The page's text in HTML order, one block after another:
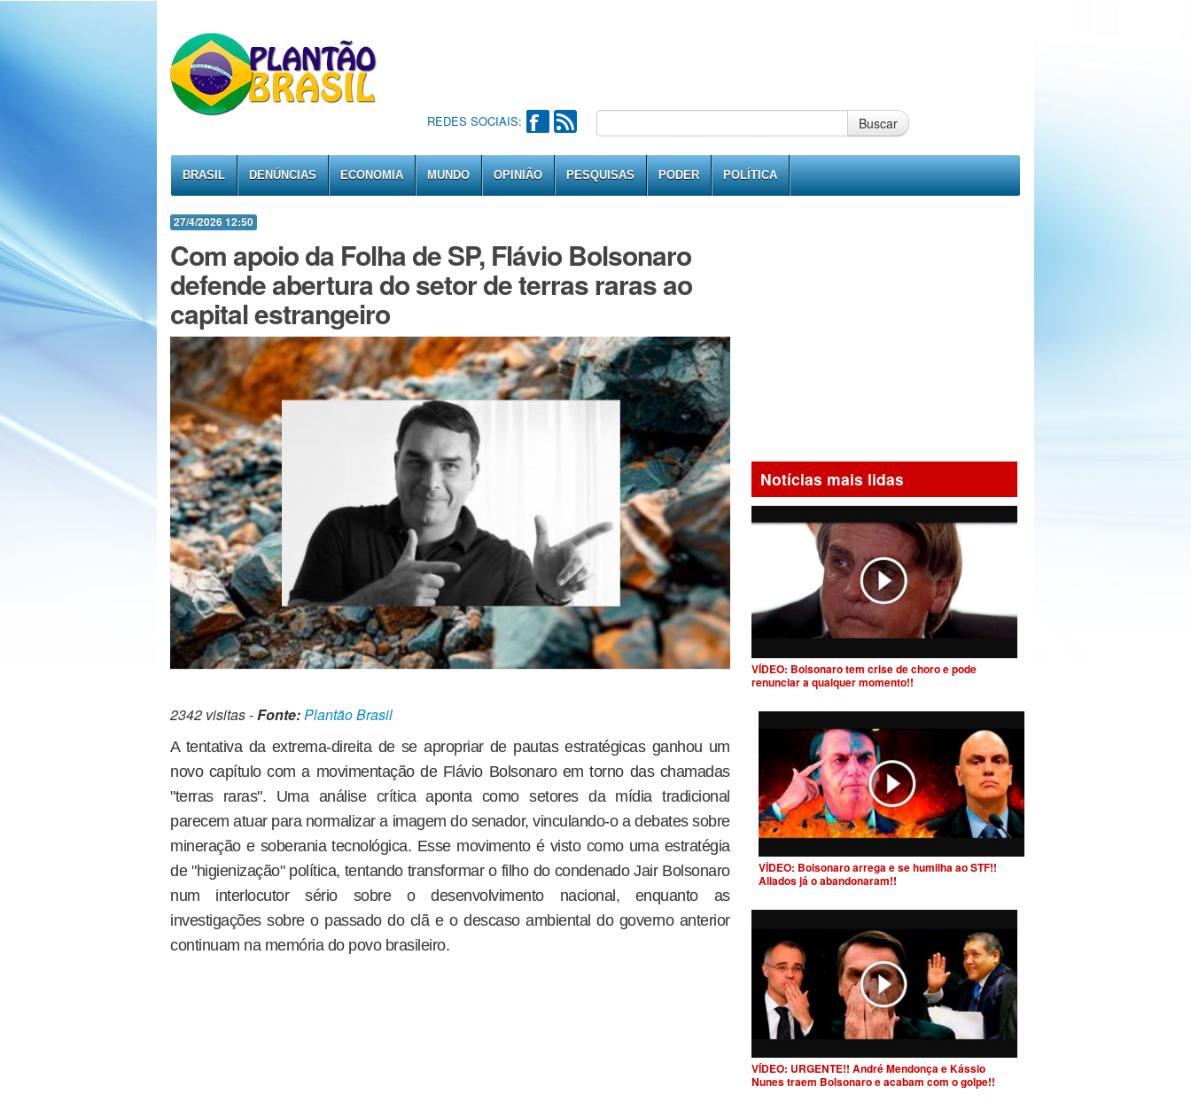
REDES SOCIAIS: Buscar
BRASIL DENÚNCIAS ECONOMIA MUNDO OPINIÃO PESQUISAS PODER POLÍTICA
27/4/2026 12:50
Com apoio da Folha de SP, Flávio Bolsonaro
defende abertura do setor de terras raras ao
capital estrangeiro
2342 visitas -Fonte:Plantão Brasil
A tentativa da extrema-direita de se apropriar de pautas estratégicas ganhou um
novo capítulo com a movimentação de Flávio Bolsonaro em torno das chamadas
"terras raras". Uma análise crítica aponta como setores da mídia tradicional
parecem atuar para normalizar a imagem do senador, vinculando-o a debates sobre
mineração e soberania tecnológica. Esse movimento é visto como uma estratégia
de "higienização" política, tentando transformar o filho do condenado Jair Bolsonaro
num interlocutor sério sobre o desenvolvimento nacional, enquanto as
investigações sobre o passado do clã e o descaso ambiental do governo anterior
continuam na memória do povo brasileiro.
Notícias mais lidas
VÍDEO: Bolsonaro tem crise de choro e pode
renunciar a qualquer momento!!
VÍDEO: Bolsonaro arrega e se humilha ao STF!!
Aliados já o abandonaram!!
VÍDEO: URGENTE!! André Mendonça e Kássio
Nunes traem Bolsonaro e acabam com o golpe!!